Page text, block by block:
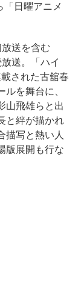
「日曜アニメ
送を含む
送。「ハイ
された古舘春
を舞台に、
山飛雄らと出
と絆が描かれ
描写と熱い人
版展開も行な